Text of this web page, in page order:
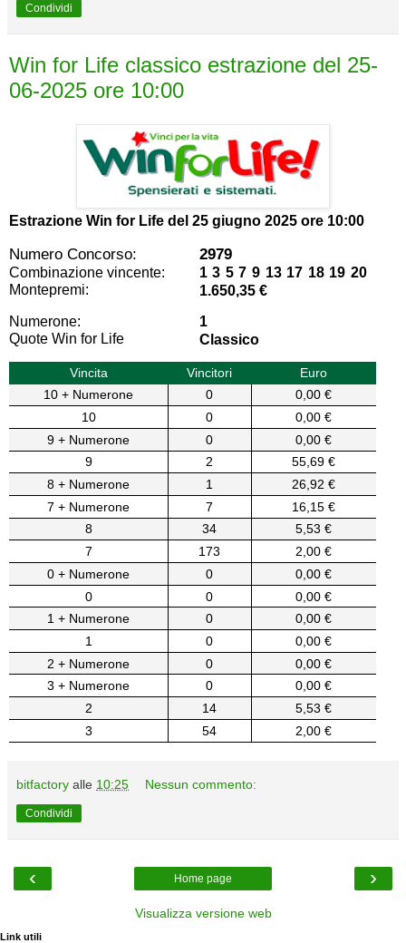
Condividi
Win for Life classico estrazione del 25-
06-2025 ore 10:00
Estrazione Win for Life del 25 giugno 2025 ore 10:00
Numero Concorso: 2979
Combinazione vincente:
1 3 5 7 9 13 17 18 19 20
Montepremi:
1.650,35 €
Numerone:
1
Quote Win for Life
Classico
Vincita Vincitori
Euro
10 + Numerone
0
0,00 €
10
0
0,00 €
9 + Numerone
0
0,00 €
9
2
55,69 €
8 + Numerone
1
26,92 €
7 + Numerone
7
16,15 €
8
34
5,53 €
7
173
2,00 €
0 + Numerone
0
0,00 €
0
0
0,00 €
1 + Numerone
0
0,00 €
1
0
0,00 €
2 + Numerone
0
0,00 €
3 + Numerone
0
0,00 €
2
14
5,53 €
3
54 2,00 €
bitfactory alle 10:25 Nessun commento:
Condividi
‹ ›
Home page
Visualizza versione web
Link utili